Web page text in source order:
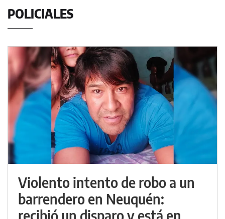
POLICIALES
Violento intento de robo a un
barrendero en Neuquén:
recibió un disparo y está en